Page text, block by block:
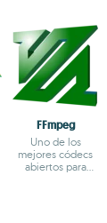
FFmpeg
Uno de los
mejores códecs
abiertos para